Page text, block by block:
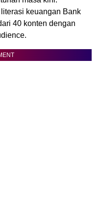
keuangan Bank
40 konten dengan